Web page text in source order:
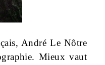
André Le Nôtre
Mieux vaut